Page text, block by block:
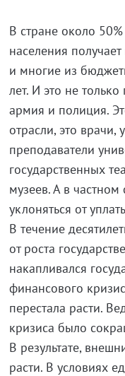
В стране около
населения
и многие из
лет. И это не
армия и полиция.
отрасли, это врачи,
преподаватели
государственных
музеев. А в
уклоняться от
В течение
от роста
накапливался
финансового
перестала расти.
кризиса было
В результате,
расти. В условиях